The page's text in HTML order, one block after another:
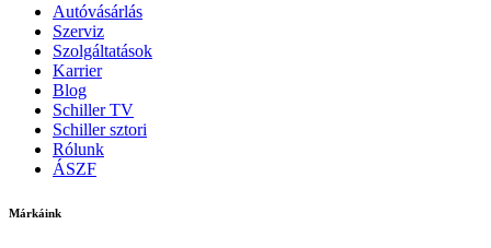
Autóvásárlás
Szerviz
Szolgáltatások
Karrier
Blog
Schiller TV
Schiller sztori
Rólunk
ÁSZF
Márkáink